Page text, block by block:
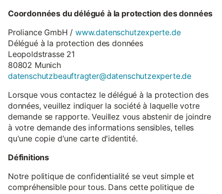
Coordonnées du délégué à la protection des données
Proliance GmbH /www.datenschutzexperte.de
Délégué à la protection des données
Leopoldstrasse 21
80802 Munich
datenschutzbeauftragter@datenschutzexperte.de
Lorsque vous contactez le délégué à la protection des
données, veuillez indiquer la société à laquelle votre
demande se rapporte. Veuillez vous abstenir de joindre
à votre demande des informations sensibles, telles
qu'une copie d'une carte d'identité.
Définitions
Notre politique de confidentialité se veut simple et
compréhensible pour tous. Dans cette politique de